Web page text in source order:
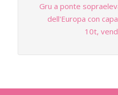
Gru a ponte
dell'Europa con
10t,